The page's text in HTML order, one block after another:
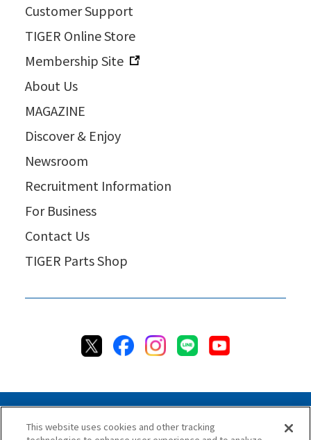
Customer Support
TIGER Online Store
Membership Site
About Us
MAGAZINE
Discover & Enjoy
Newsroom
Recruitment Information
For Business
Contact Us
TIGER Parts Shop
This website uses cookies and other tracking